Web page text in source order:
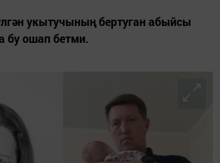
укытучының бертуган абыйсы
бу ошап бетми.